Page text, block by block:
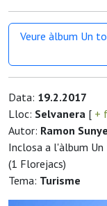
Veure àlbum Un
Data: 19.2.2017
Lloc: Selvanera [ +
Autor: Ramon
Inclosa a l'àlbum
(1 Florejacs)
Tema: Turisme